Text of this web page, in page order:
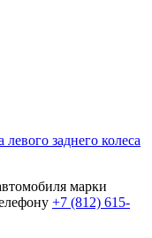
марки
+7 (812) 615-